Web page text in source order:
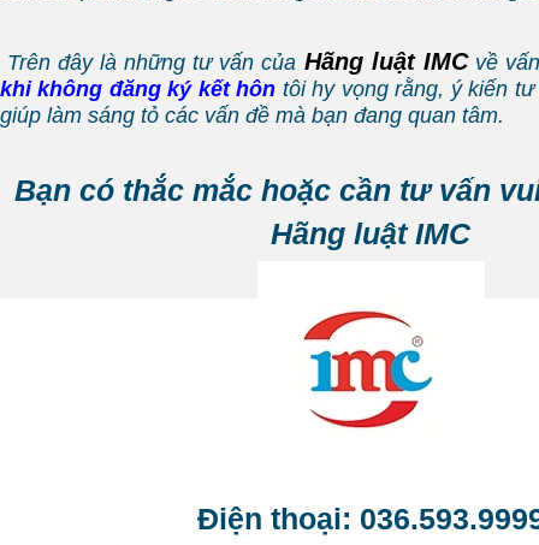
Trên đây là những tư vấn của Hãng luật IMC về
khi không đăng ký kết hôn tôi hy vọng rằng, ý kiến
giúp làm sáng tỏ các vấn đề mà bạn đang quan tâm.
Bạn có thắc mắc hoặc cần tư vấn
Hãng luật IMC
Điện thoại: